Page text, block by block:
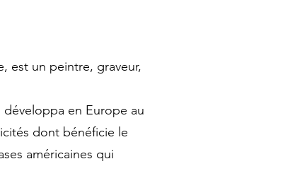
est un peintre, graveur,
en Europe au
dont bénéficie le
américaines qui